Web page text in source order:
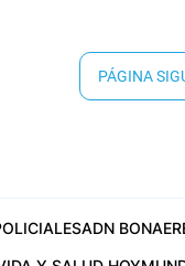
PÁGINA
ADN